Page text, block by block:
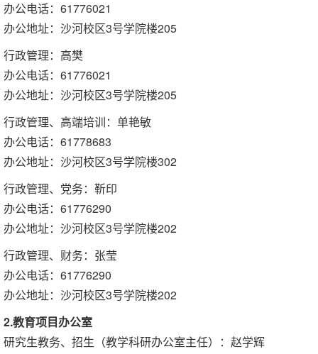
办公电话：61776021
办公地址：沙河校区3号学院楼205
行政管理：高樊
办公电话：61776021
办公地址：沙河校区3号学院楼205
行政管理、高端培训：单艳敏
办公电话：61778683
办公地址：沙河校区3号学院楼302
行政管理、党务：靳印
办公电话：61776290
办公地址：沙河校区3号学院楼202
行政管理、财务：张莹
办公电话：61776290
办公地址：沙河校区3号学院楼202
2.教育项目办公室
研究生教务、招生（教学科研办公室主任）：赵学辉